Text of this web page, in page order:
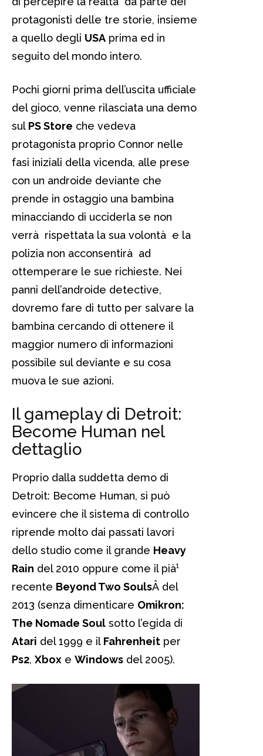
protagonisti delle tre storie, insieme
a quello degli USA prima ed in
seguito del mondo intero.
Pochi giorni prima dell’uscita ufficiale
del gioco, venne rilasciata una demo
sul PS Store che vedeva
protagonista proprio Connor nelle
fasi iniziali della vicenda, alle prese
con un androide deviante che
prende in ostaggio una bambina
minacciando di ucciderla se non
verrà rispettata la sua volontà e la
polizia non acconsentirà ad
ottemperare le sue richieste. Nei
panni dell’androide detective,
dovremo fare di tutto per salvare la
bambina cercando di ottenere il
maggior numero di informazioni
possibile sul deviante e su cosa
muova le sue azioni.
Il gameplay di Detroit:
Become Human nel
dettaglio
Proprio dalla suddetta demo di
Detroit: Become Human, si può
evincere che il sistema di controllo
riprende molto dai passati lavori
dello studio come il grande Heavy
Rain del 2010 oppure come il pià¹
recente Beyond Two SoulsÂ del
2013 (senza dimenticare Omikron:
The Nomade Soul sotto l’egida di
Atari del 1999 e il Fahrenheit per
Ps2, Xbox e Windows del 2005).